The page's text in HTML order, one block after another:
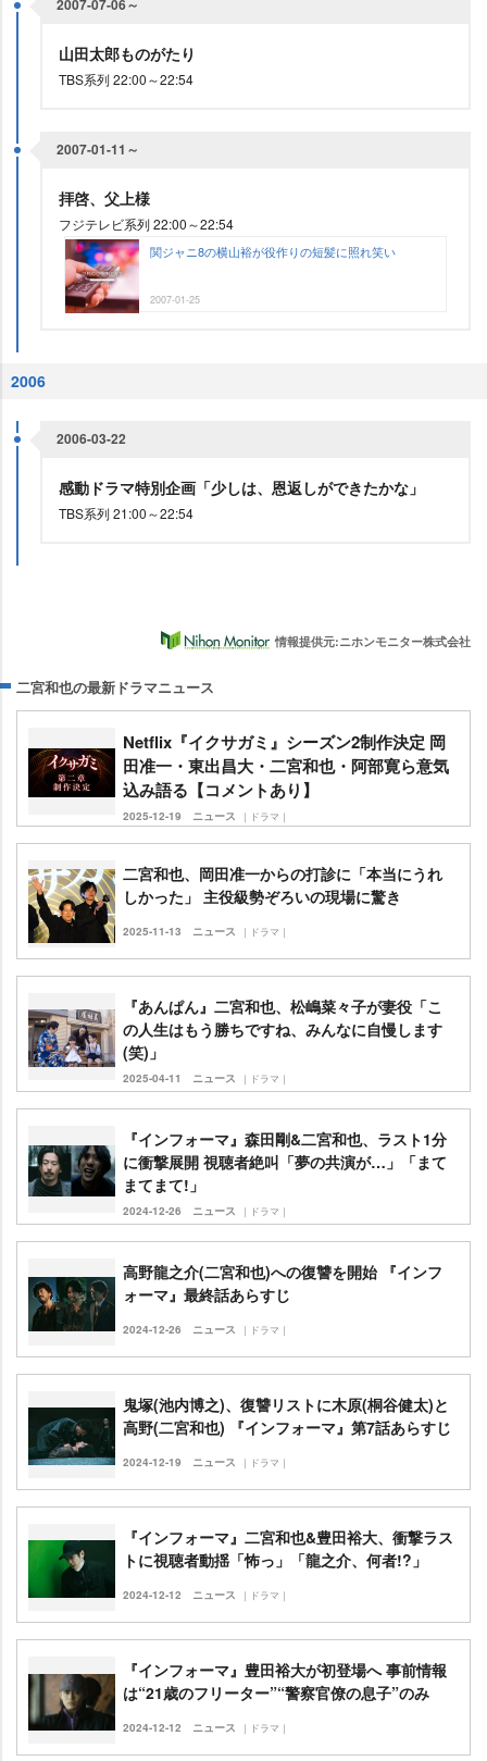
2007-07-06～
山田太郎ものがたり
TBS系列 22:00～22:54
2007-01-11～
拝啓、父上様
フジテレビ系列 22:00～22:54
関ジャニ8の横山裕が役作りの短髪に照れ笑い
2007-01-25
2006
2006-03-22
感動ドラマ特別企画「少しは、恩返しができたかな」
TBS系列 21:00～22:54
情報提供元:ニホンモニター株式会社
二宮和也の最新ドラマニュース
Netflix『イクサガミ』シーズン2制作決定 岡
田准一・東出昌大・二宮和也・阿部寛ら意気
込み語る【コメントあり】
2025-12-19 ニュース ｜ドラマ｜
二宮和也、岡田准一からの打診に「本当にうれ
しかった」 主役級勢ぞろいの現場に驚き
2025-11-13 ニュース ｜ドラマ｜
『あんぱん』二宮和也、松嶋菜々子が妻役「こ
の人生はもう勝ちですね、みんなに自慢します
(笑)」
2025-04-11 ニュース ｜ドラマ｜
『インフォーマ』森田剛&二宮和也、ラスト1分
に衝撃展開 視聴者絶叫「夢の共演が…」「まて
まてまて!」
2024-12-26 ニュース ｜ドラマ｜
高野龍之介(二宮和也)への復讐を開始 『インフ
ォーマ』最終話あらすじ
2024-12-26 ニュース ｜ドラマ｜
鬼塚(池内博之)、復讐リストに木原(桐谷健太)と
高野(二宮和也) 『インフォーマ』第7話あらすじ
2024-12-19 ニュース ｜ドラマ｜
『インフォーマ』二宮和也&豊田裕大、衝撃ラス
トに視聴者動揺「怖っ」「龍之介、何者!?」
2024-12-12 ニュース ｜ドラマ｜
『インフォーマ』豊田裕大が初登場へ 事前情報
は“21歳のフリーター”“警察官僚の息子”のみ
2024-12-12 ニュース ｜ドラマ｜